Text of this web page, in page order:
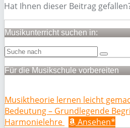
Hat Ihnen dieser Beitrag
Musikunterricht suchen in:
Für die Musikschule vorbereiten
Musiktheorie lernen leicht
Bedeutung – Grundlegende
Harmonielehre
Ansehen*